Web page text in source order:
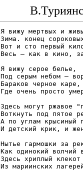
Я вижу мертвых и
Зима. конец
Вот и сто первый
Весь — как в кино,
Я вижу серое белье,
Под серым небом —
Бараков черное каре,
Где очень просто
Здесь могут ржавое
Воткнуть под пятое
А по углам крысиный
И детский крик, и
Нытье гармошки за
Как одинокий волчий
Здесь хриплый клекот
Из мариинских